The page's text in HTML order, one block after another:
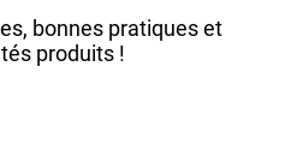
bonnes pratiques et
produits !